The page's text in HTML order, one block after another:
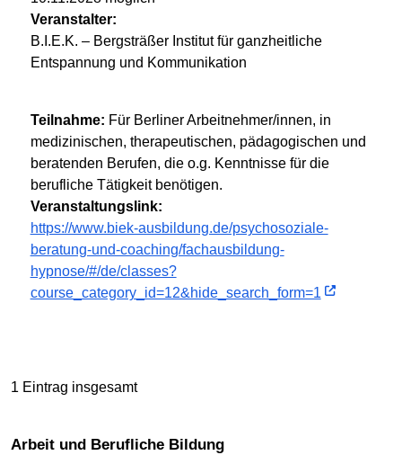
Veranstalter:
B.I.E.K. – Bergsträßer Institut für ganzheitliche
Entspannung und Kommunikation
Teilnahme: Für Berliner Arbeitnehmer/innen, in
medizinischen, therapeutischen, pädagogischen und
beratenden Berufen, die o.g. Kenntnisse für die
berufliche Tätigkeit benötigen.
Veranstaltungslink:
https://www.biek-ausbildung.de/psychosoziale-
beratung-und-coaching/fachausbildung-
hypnose/#/de/classes?
course_category_id=12&hide_search_form=1
1 Eintrag insgesamt
Arbeit und Berufliche Bildung